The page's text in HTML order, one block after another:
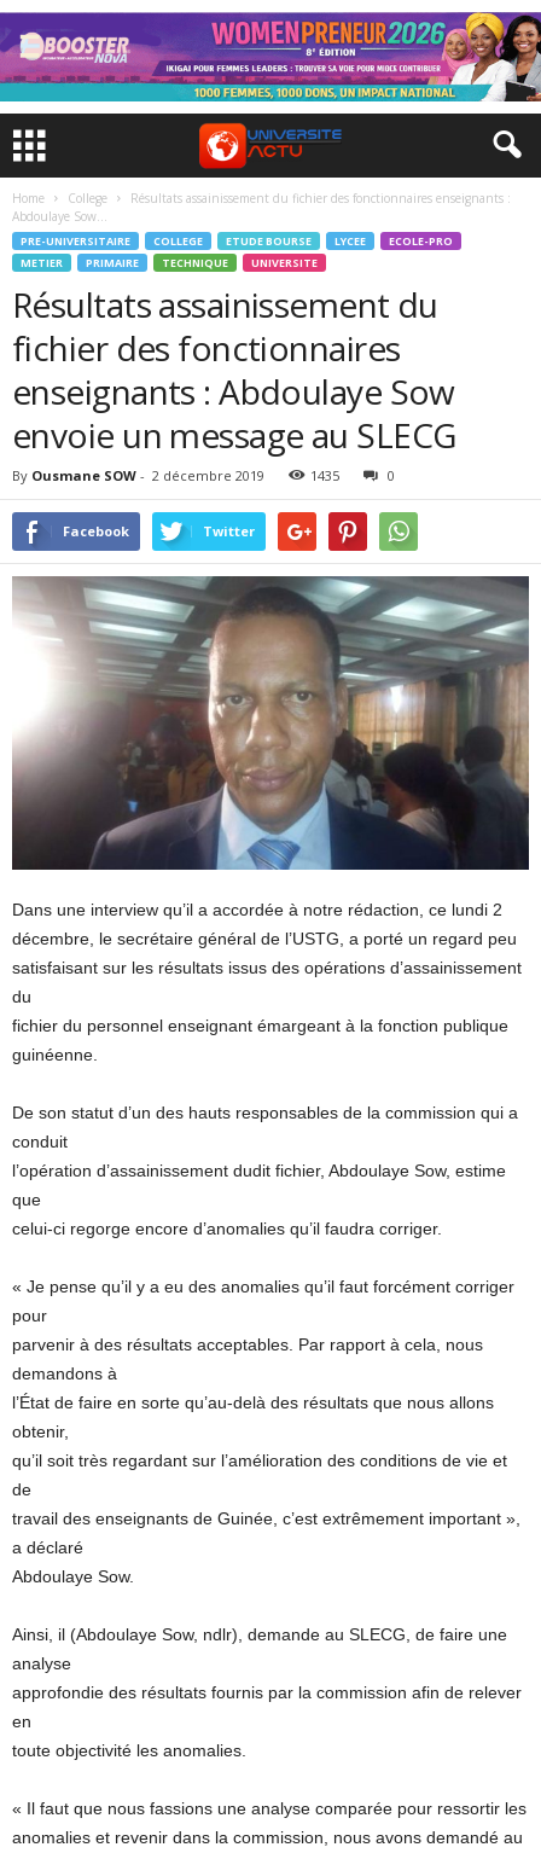
Home College
Résultats assainissement du fichier des fonctionnaires enseignants :
Abdoulaye Sow...
PRE-UNIVERSITAIRE COLLEGE ETUDE BOURSE LYCEE
ECOLE-PRO
METIER
PRIMAIRE TECHNIQUE UNIVERSITE
Résultats assainissement du
fichier des fonctionnaires
enseignants : Abdoulaye Sow
envoie un message au SLECG
By Ousmane SOW - 2 décembre 2019 1435 0
Facebook Twitter
Dans une interview qu’il a accordée à notre rédaction, ce lundi 2
décembre, le secrétaire général de l’USTG, a porté un regard peu
satisfaisant sur les résultats issus des opérations d’assainissement
du
fichier du personnel enseignant émargeant à la fonction publique
guinéenne.
De son statut d’un des hauts responsables de la commission qui a
conduit
l’opération d’assainissement dudit fichier, Abdoulaye Sow, estime
que
celui-ci regorge encore d’anomalies qu’il faudra corriger.
« Je pense qu’il y a eu des anomalies qu’il faut forcément corriger
pour
parvenir à des résultats acceptables. Par rapport à cela, nous
demandons à
l’État de faire en sorte qu’au-delà des résultats que nous allons
obtenir,
qu’il soit très regardant sur l’amélioration des conditions de vie et
de
travail des enseignants de Guinée, c’est extrêmement important »,
a déclaré
Abdoulaye Sow.
Ainsi, il (Abdoulaye Sow, ndlr), demande au SLECG, de faire une
analyse
approfondie des résultats fournis par la commission afin de relever
en
toute objectivité les anomalies.
« Il faut que nous fassions une analyse comparée pour ressortir les
anomalies et revenir dans la commission, nous avons demandé au